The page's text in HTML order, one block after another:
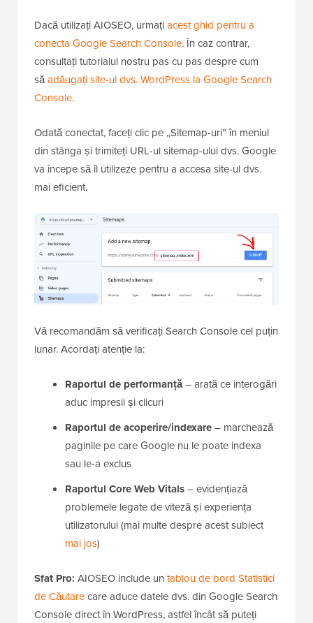
Dacă utilizați AIOSEO, urmațiacest ghid pentru a
conecta Google Search Console. În caz contrar,
consultați tutorialul nostru pas cu pas despre cum
săadăugați site-ul dvs. WordPress la Google Search
Console.
Odată conectat, faceți clic pe „Sitemap-uri” în meniul
din stânga și trimiteți URL-ul sitemap-ului dvs. Google
va începe să îl utilizeze pentru a accesa site-ul dvs.
mai eficient.
Vă recomandăm să verificați Search Console cel puțin
lunar. Acordați atenție la:
Raportul de performanță– arată ce interogări
aduc impresii și clicuri
Raportul de acoperire/indexare– marchează
paginile pe care Google nu le poate indexa
sau le-a exclus
Raportul Core Web Vitals– evidențiază
problemele legate de viteză și experiența
utilizatorului (mai multe despre acest subiect
mai jos)
Sfat Pro: AIOSEO include un tablou de bord Statistici
de Căutarecare aduce datele dvs. din Google Search
Console direct în WordPress, astfel încât să puteți